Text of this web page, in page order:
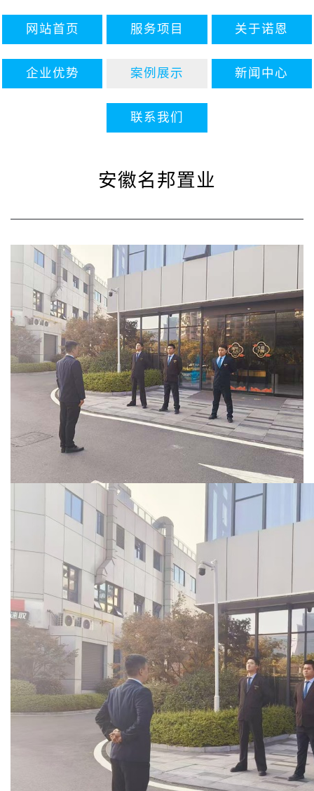
网站首页 服务项目 关于诺恩
企业优势 案例展示 新闻中心
联系我们
安徽名邦置业